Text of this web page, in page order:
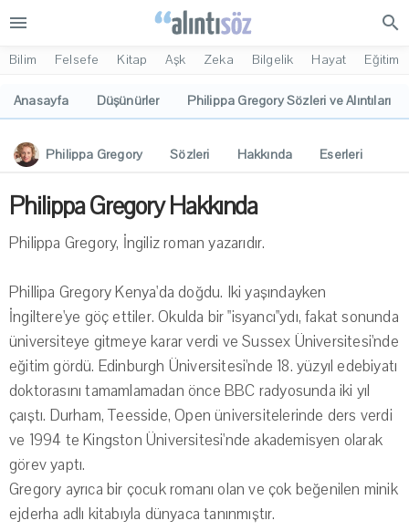
menu search
Bilim Felsefe Kitap Aşk Zeka Bilgelik Hayat Eğitim
Anasayfa Düşünürler Philippa Gregory Sözleri ve Alıntıları
Philippa Gregory Sözleri Hakkında
Eserleri
Philippa Gregory Hakkında
Philippa Gregory, İngiliz roman yazarıdır.
Phillipa Gregory Kenya'da doğdu. Iki yaşındayken
İngiltere'ye göç ettiler. Okulda bir "isyancı"ydı, fakat sonunda
üniversiteye gitmeye karar verdi ve Sussex Üniversitesi'nde
eğitim gördü. Edinburgh Üniversitesi'nde 18. yüzyıl edebiyatı
doktorasını tamamlamadan önce BBC radyosunda iki yıl
çaıştı. Durham, Teesside, Open üniversitelerinde ders verdi
ve 1994 te Kingston Üniversitesi'nde akademisyen olarak
görev yaptı.
Gregory ayrıca bir çocuk romanı olan ve çok beğenilen minik
ejderha adlı kitabıyla dünyaca tanınmıştır.